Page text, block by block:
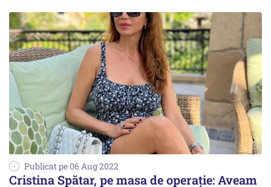
Publicat pe 06 Aug 2022
Cristina Spătar, pe masa de operație: Aveam